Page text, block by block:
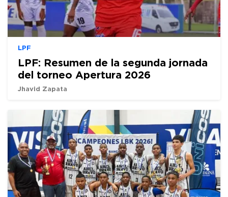
LPF
LPF: Resumen de la segunda jornada
del torneo Apertura 2026
Jhavid Zapata